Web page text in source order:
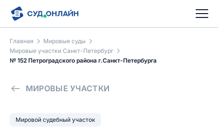
Главная
Мировые суды
Мировые участки Санкт-Петербург
№ 152 Петроградского района г.Санкт-Петербурга
МИРОВЫЕ УЧАСТКИ
Мировой судебный участок